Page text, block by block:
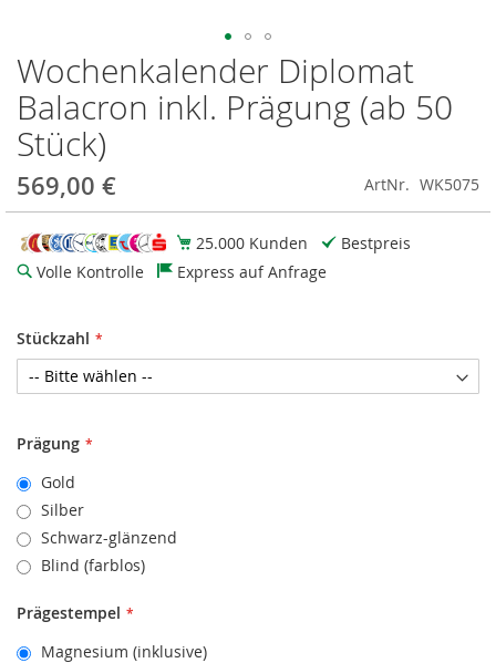
Wochenkalender Diplomat
Balacron inkl. Prägung (ab 50
Stück)
569,00 € ArtNr. WK5075
25.000 Kunden
Bestpreis
Volle Kontrolle
Express auf Anfrage
Stückzahl
Prägung
Gold
Silber
Schwarz-glänzend
Blind (farblos)
Prägestempel
Magnesium (inklusive)
Zum
Anfang
der
Bildgalerie
springen